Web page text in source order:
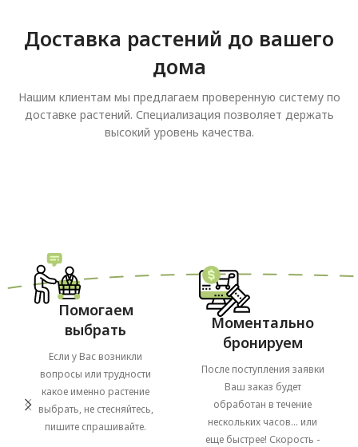
Доставка растений до вашего
дома
Нашим клиентам мы предлагаем проверенную систему по
доставке растений. Специализация позволяет держать
высокий уровень качества.
Помогаем
выбрать
Если у Вас возникли
вопросы или трудности
какое именно растение
выбрать, не стесняйтесь,
пишите спрашивайте.
Моментально
бронируем
После поступления заявки
Ваш заказ будет
обработан в течение
нескольких часов... или
еще быстрее! Скорость -